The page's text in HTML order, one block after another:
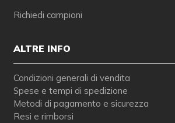
Richiedi campioni
ALTRE INFO
Condizioni generali di vendita
Spese e tempi di spedizione
Metodi di pagamento e sicurezza
Resi e rimborsi